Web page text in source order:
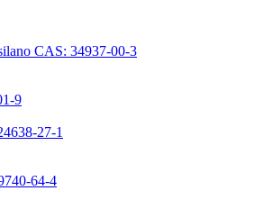
CAS: 34937-00-3
9
27-1
64-4